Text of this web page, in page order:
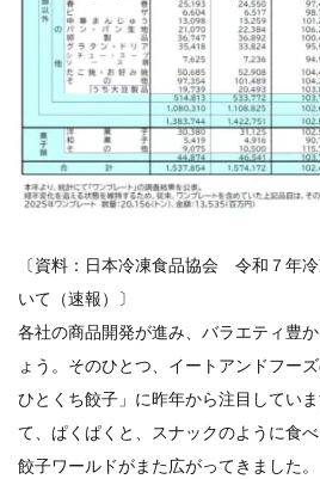
〔資料：日本冷凍食品協会 令和７年
いて（速報）〕
各社の商品開発が進み、バラエティ豊
ょう。そのひとつ、イートアンドフー
ひとくち餃子」に昨年から注目してい
て、ぱくぱくと、スナックのように食
餃子ワールドがまた広がってきました。